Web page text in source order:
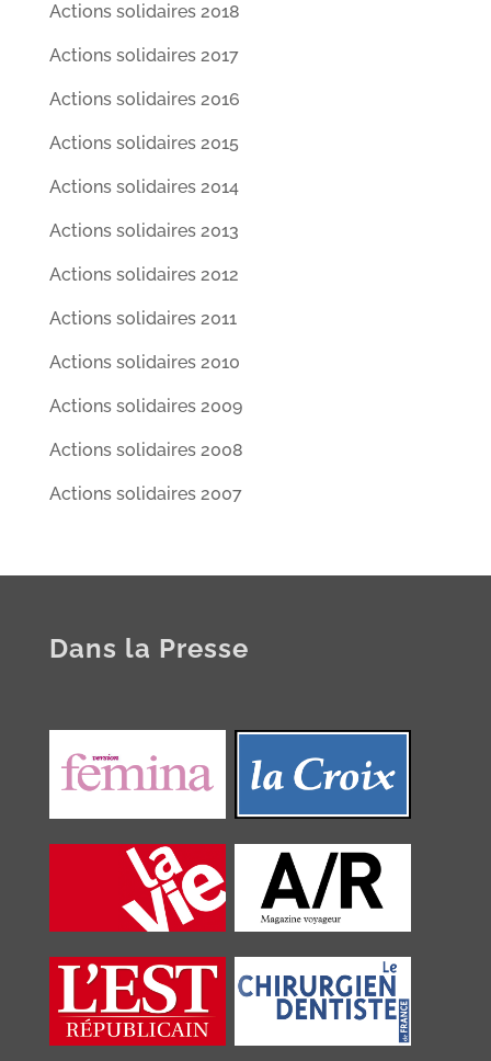
Actions solidaires 2018
Actions solidaires 2017
Actions solidaires 2016
Actions solidaires 2015
Actions solidaires 2014
Actions solidaires 2013
Actions solidaires 2012
Actions solidaires 2011
Actions solidaires 2010
Actions solidaires 2009
Actions solidaires 2008
Actions solidaires 2007
Dans la Presse